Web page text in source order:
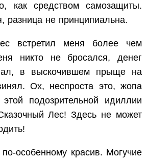
как средством самозащиты.
разница не принципиальна.
встретил меня более чем
никто не бросался, денег
в выскочившем прыще на
Ох, неспроста это, жопа
подозрительной идиллии
Лес! Здесь не может
особенному красив. Могучие